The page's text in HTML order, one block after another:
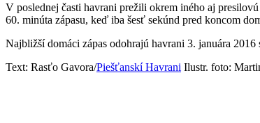
V poslednej časti havrani prežili okrem iného aj
60. minúta zápasu, keď iba šesť sekúnd pred koncom
Najbližší domáci zápas odohrajú havrani 3. januára 2016
Text: Rasťo Gavora/Piešťanskí Havrani Ilustr. foto: